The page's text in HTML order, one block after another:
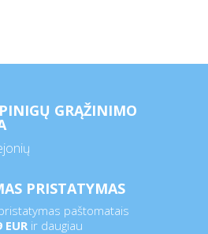
GRĄŽINIMO
PRISTATYMAS
paštomatais
EURir daugiau